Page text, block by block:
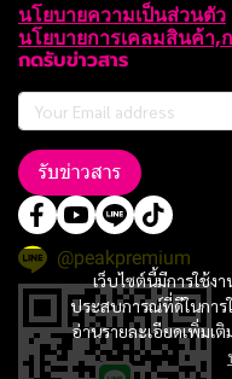
เว็บไซต์นี้มีการใช้ง
ประสบการณ์ที่ดีในการ
อ่านรายละเอียดเพิ่มเติ
นโยบายความเป็นส่วนตัว
นโยบายการเคลมสินค้า,
กดรับข่าวสาร
รับข่าวสาร
@peakpremium